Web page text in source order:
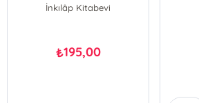
İnkılâp Kitabevi
₺195,00